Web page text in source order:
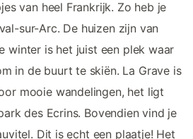
van heel Frankrijk. Zo heb je
sur-Arc. De huizen zijn van
winter is het juist een plek waar
in de buurt te skiën. La Grave is
mooie wandelingen, het ligt
des Ecrins. Bovendien vind je
Dit is echt een plaatje! Het